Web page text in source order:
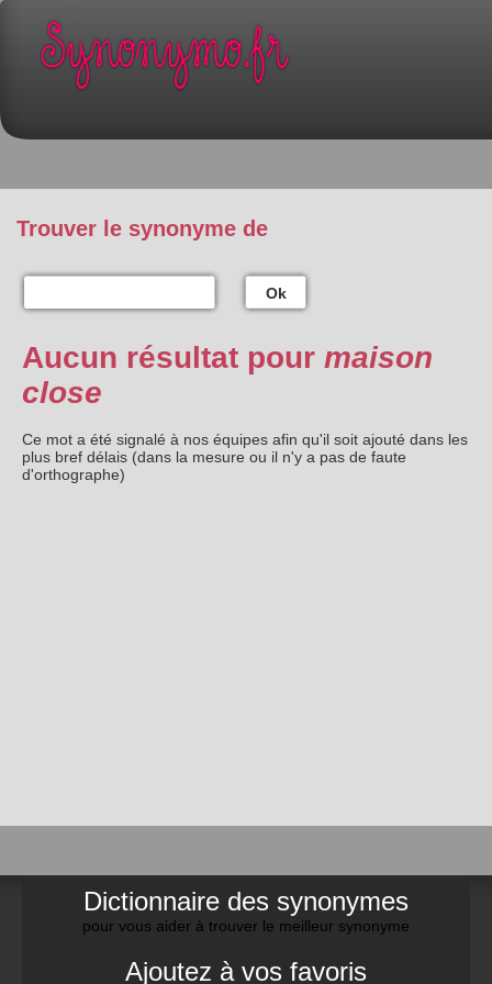
Trouver le synonyme de
Ok
Aucun résultat pour maison
close
Ce mot a été signalé à nos équipes afin qu'il soit ajouté dans les
plus bref délais (dans la mesure ou il n'y a pas de faute
d'orthographe)
Dictionnaire des synonymes
pour vous aider à trouver le meilleur synonyme
Ajoutez à vos favoris